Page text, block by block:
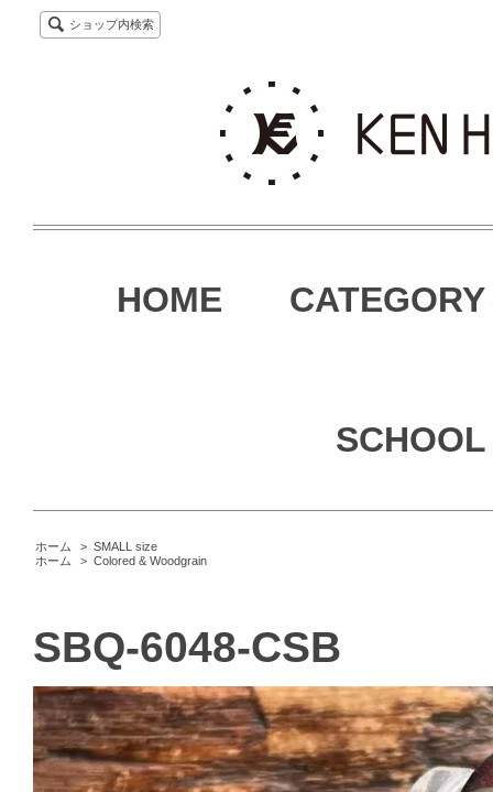
ショップ内検索
HOME CATEGORY
SCHOOL
ホーム > SMALL size
ホーム
> Colored & Woodgrain
SBQ-6048-CSB